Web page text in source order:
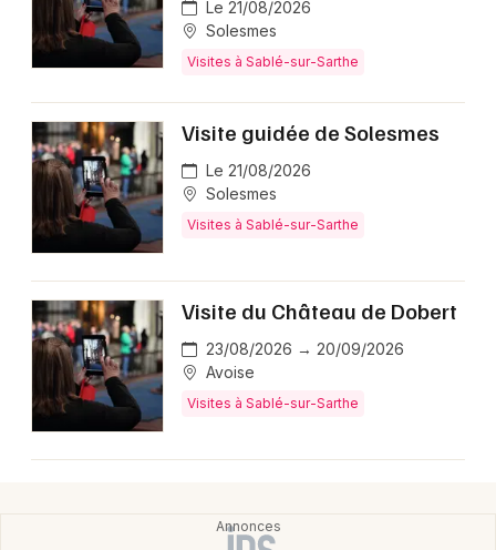
Le 21/08/2026
Solesmes
Visites à Sablé-sur-Sarthe
Visite guidée de Solesmes
Le 21/08/2026
Solesmes
Visites à Sablé-sur-Sarthe
Visite du Château de Dobert
23/08/2026 → 20/09/2026
Avoise
Visites à Sablé-sur-Sarthe